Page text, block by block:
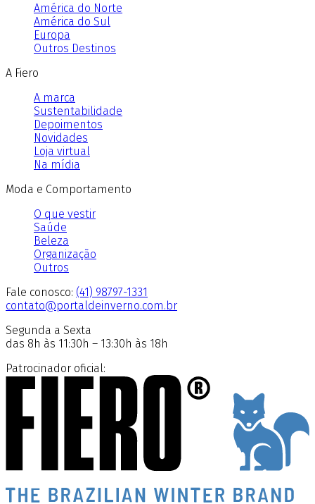
América do Norte
América do Sul
Europa
Outros Destinos
A Fiero
A marca
Sustentabilidade
Depoimentos
Novidades
Loja virtual
Na mídia
Moda e Comportamento
O que vestir
Saúde
Beleza
Organização
Outros
Fale conosco: (41) 98797-1331
contato@portaldeinverno.com.br
Segunda a Sexta
das 8h às 11:30h – 13:30h às 18h
Patrocinador oficial: